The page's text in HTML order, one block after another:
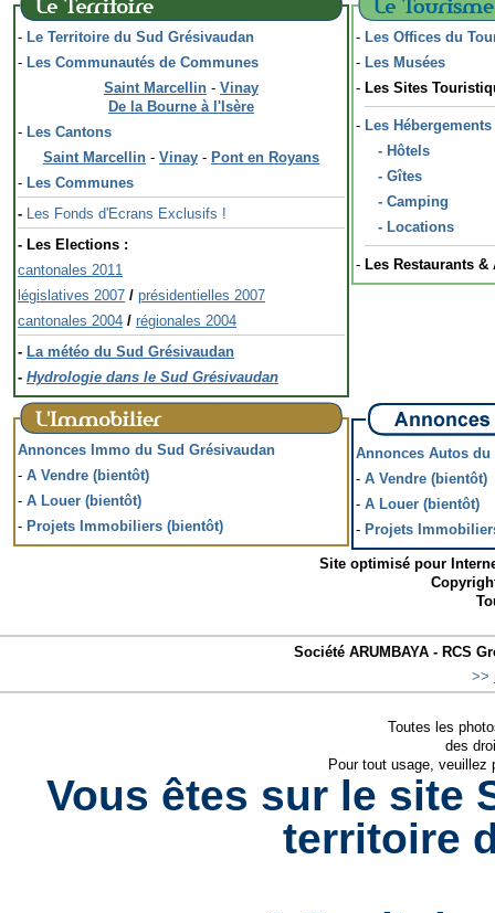
- Le Territoire du Sud Grésivaudan
- Les Communautés de Communes
Saint Marcellin - Vinay
De la Bourne à l'Isère
- Les Cantons
Saint Marcellin - Vinay - Pont en Royans
- Les Communes
- Les Fonds d'Ecrans Exclusifs !
- Les Elections :
cantonales 2011
législatives 2007 / présidentielles 2007
cantonales 2004 / régionales 2004
-
La météo du Sud Grésivaudan
- Hydrologie dans le Sud Grésivaudan
- Les Offices du
- Les Musées
- Les Sites
- Les Hébergements
- Hôtels
- Gîtes
- Camping
- Locations
- Les Restaurants &
Annonces Immo du Sud Grésivaudan
- A Vendre (bientôt)
- A Louer (bientôt)
- Projets Immobiliers (bientôt)
Annonces Autos du
- A Vendre (bientôt)
- A Louer (bientôt)
- Projets
Site optimisé pour
Société ARUMBAYA - RCS
>>
Toutes les
des
Pour tout usage, veuillez
Vous êtes sur le site
territoire